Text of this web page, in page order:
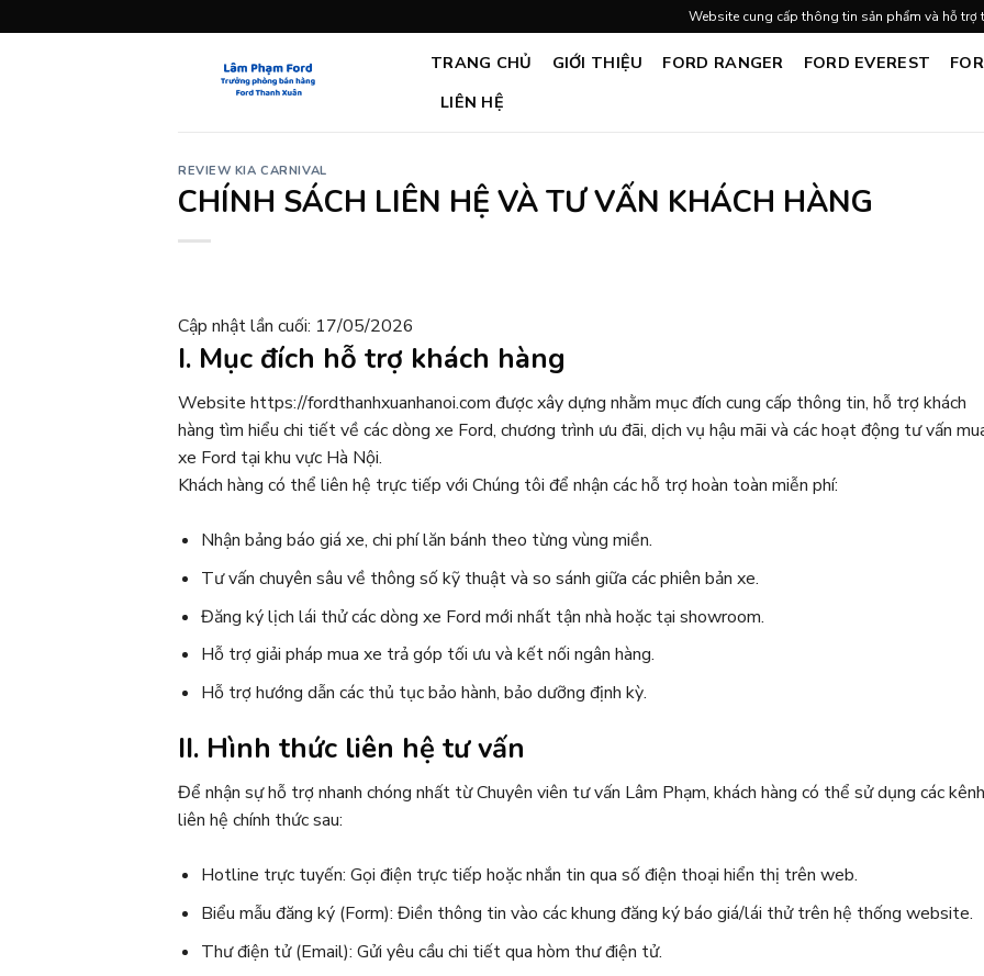
qua
Website cung cấp thông tin sản phẩm và hỗ trợ
TRANG CHỦ GIỚI THIỆU FORD RANGER FORD EVEREST
LIÊN HỆ
REVIEW KIA CARNIVAL
CHÍNH SÁCH LIÊN HỆ VÀ TƯ VẤN KHÁCH HÀNG
Cập nhật lần cuối: 17/05/2026
I. Mục đích hỗ trợ khách hàng
Website https://fordthanhxuanhanoi.com được xây dựng nhằm mục đích cung cấp thông tin, hỗ trợ khách
hàng tìm hiểu chi tiết về các dòng xe Ford, chương trình ưu đãi, dịch vụ hậu mãi và các hoạt động tư vấn
xe Ford tại khu vực Hà Nội.
Khách hàng có thể liên hệ trực tiếp với Chúng tôi để nhận các hỗ trợ hoàn toàn miễn phí:
Nhận bảng báo giá xe, chi phí lăn bánh theo từng vùng miền.
Tư vấn chuyên sâu về thông số kỹ thuật và so sánh giữa các phiên bản xe.
Đăng ký lịch lái thử các dòng xe Ford mới nhất tận nhà hoặc tại showroom.
Hỗ trợ giải pháp mua xe trả góp tối ưu và kết nối ngân hàng.
Hỗ trợ hướng dẫn các thủ tục bảo hành, bảo dưỡng định kỳ.
II. Hình thức liên hệ tư vấn
Để nhận sự hỗ trợ nhanh chóng nhất từ Chuyên viên tư vấn Lâm Phạm, khách hàng có thể sử dụng các kênh
liên hệ chính thức sau:
Hotline trực tuyến: Gọi điện trực tiếp hoặc nhắn tin qua số điện thoại hiển thị trên web.
Biểu mẫu đăng ký (Form): Điền thông tin vào các khung đăng ký báo giá/lái thử trên hệ thống website.
Thư điện tử (Email): Gửi yêu cầu chi tiết qua hòm thư điện tử.